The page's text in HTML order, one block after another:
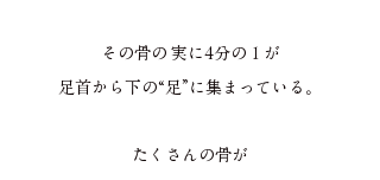
その骨の 実に4分の１が
足首から下の“足”に集まっている。
たくさんの骨が